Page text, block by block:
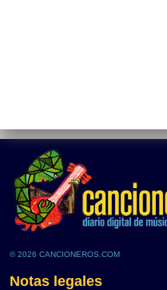
© 2026 CANCIONEROS.COM
Notas legales